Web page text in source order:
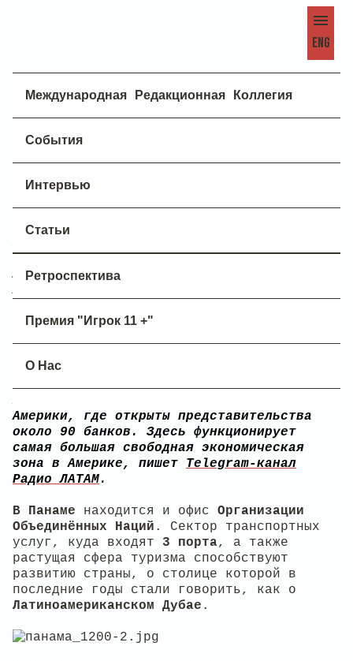
ENG
Международная Редакционная Коллегия
События
Интервью
Статьи
Ретроспектива
Премия "Игрок 11 +"
О Нас
Индейская Панама
Панамы, расположенной почти в середине
Латинской Америки, между Тихим и
канал, один из самых важных транспортных
эти два океана, – основной фактор
экономического развития страны, которая
Америки, где открыты представительства
около 90 банков. Здесь функционирует
самая большая свободная экономическая
зона в Америке, пишет Telegram-канал
Радио ЛАТАМ.
В Панаме находится и офис Организации
Объединённых Наций . Сектор транспортных
услуг, куда входят 3 порта, а также
растущая сфера туризма способствуют
развитию страны, о столице которой в
последние годы стали говорить, как о
Латиноамериканском Дубае .